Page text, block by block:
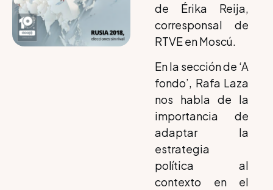
de Érika Reija,
corresponsal de
RTVE en Moscú.
En la sección de ‘A
fondo’, Rafa Laza
nos habla de la
importancia de
adaptar la
estrategia
política al
contexto en el